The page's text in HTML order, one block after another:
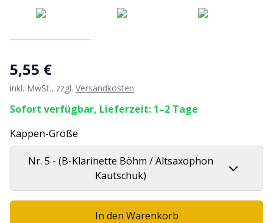
5,55 €
inkl. MwSt., zzgl. Versandkosten
Sofort verfügbar, Lieferzeit: 1–2 Tage
Kappen-Größe
Nr. 5 - (B-Klarinette Böhm / Altsaxophon
Kautschuk)
In den Warenkorb